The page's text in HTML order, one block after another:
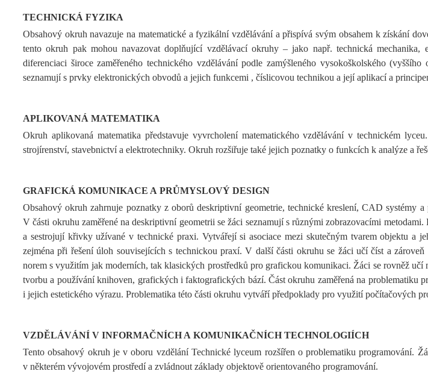
TECHNICKÁ FYZIKA
Obsahový okruh navazuje na matematické a fyzikální vzdělávání a přispívá svým obsahem k získání
tento okruh pak mohou navazovat doplňující vzdělávací okruhy – jako např. technická
diferenciaci široce zaměřeného technického vzdělávání podle zamýšleného vysokoškolského
seznamují s prvky elektronických obvodů a jejich funkcemi , číslicovou technikou a její aplikací a
APLIKOVANÁ MATEMATIKA
Okruh aplikovaná matematika představuje vyvrcholení matematického vzdělávání v technickém
strojírenství, stavebnictví a elektrotechniky. Okruh rozšiřuje také jejich poznatky o funkcích k analýze a
GRAFICKÁ KOMUNIKACE A PRŮMYSLOVÝ DESIGN
Obsahový okruh zahrnuje poznatky z oborů deskriptivní geometrie, technické kreslení, CAD systémy
V části okruhu zaměřené na deskriptivní geometrii se žáci seznamují s různými zobrazovacími
a sestrojují křivky užívané v technické praxi. Vytvářejí si asociace mezi skutečným tvarem objektu a
zejména při řešení úloh souvisejících s technickou praxí. V další části okruhu se žáci učí číst a
norem s využitím jak moderních, tak klasických prostředků pro grafickou komunikaci. Žáci se rovněž
tvorbu a používání knihoven, grafických i faktografických bází. Část okruhu zaměřená na
i jejich estetického výrazu. Problematika této části okruhu vytváří předpoklady pro využití počítačových
VZDĚLÁVÁNÍ V INFORMAČNÍCH A KOMUNIKAČNÍCH TECHNOLOGIÍCH
Tento obsahový okruh je v oboru vzdělání Technické lyceum rozšířen o problematiku programování.
v některém vývojovém prostředí a zvládnout základy objektově orientovaného programování.